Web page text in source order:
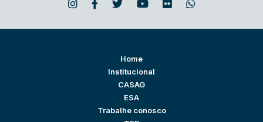
Home
Institucional
CASAG
ESA
Trabalhe conosco